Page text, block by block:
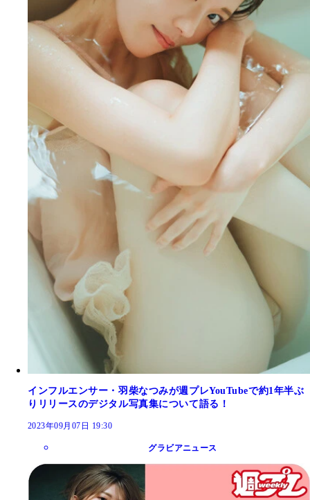
インフルエンサー・羽柴なつみが週プレYouTubeで約1年半ぶ
りリリースのデジタル写真集について語る！
2023年09月07日 19:30
グラビアニュース